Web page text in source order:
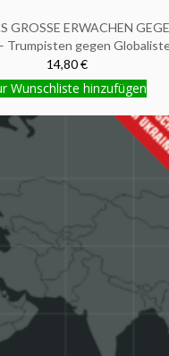
GROSSE ERWACHEN
Trumpisten gegen
14,80 €
Wunschliste hinzufügen